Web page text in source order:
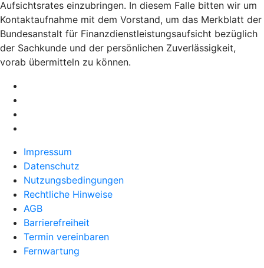
Aufsichtsrates einzubringen. In diesem Falle bitten wir um
Kontaktaufnahme mit dem Vorstand, um das Merkblatt der
Bundesanstalt für Finanzdienstleistungsaufsicht bezüglich
der Sachkunde und der persönlichen Zuverlässigkeit,
vorab übermitteln zu können.
Impressum
Datenschutz
Nutzungsbedingungen
Rechtliche Hinweise
AGB
Barrierefreiheit
Termin vereinbaren
Fernwartung